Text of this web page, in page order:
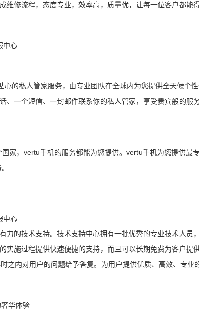
维修流程，态度专业，效率高，质量优，让每一位客户都能
的私人管家服务，由专业团队在全球内为您提供全天候个
一个短信、一封邮件联系你的私人管家，享受贵宾般的服务
家，vertu手机的服务都能为您提供。vertu手机为您提供最
力的技术支持。技术支持中心拥有一批优秀的专业技术人员
实施过程提供快速便捷的支持，而且可以长期免费为客户提
之内对用户的问题给予答复。为用户提供优质、高效、专业
华体验